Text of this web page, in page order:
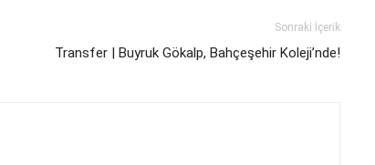
Sonraki İçerik
Transfer | Buyruk Gökalp, Bahçeşehir Koleji’nde!